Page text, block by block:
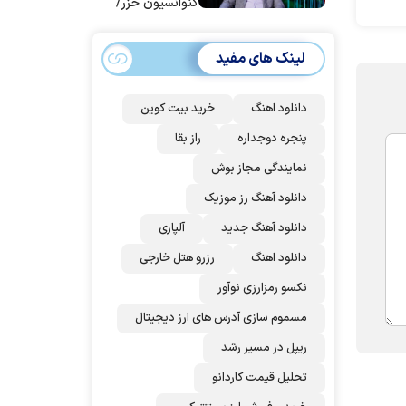
می‌شود؟!
لینک های مفید
دانلود اهنگ
خرید بیت کوین
پنجره دوجداره
راز بقا
نمایندگی مجاز بوش
دانلود آهنگ رز‌ موزیک
دانلود آهنگ جدید
آلپاری
دانلود اهنگ
رزرو هتل خارجی
نکسو رمزارزی نوآور
مسموم سازی آدرس های ارز دیجیتال
ریپل در مسیر رشد
تحلیل قیمت کاردانو